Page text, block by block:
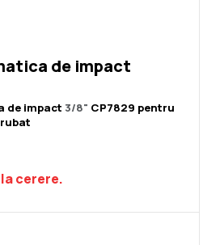
de impact
de impact 3/8" CP7829 pentru
cerere.